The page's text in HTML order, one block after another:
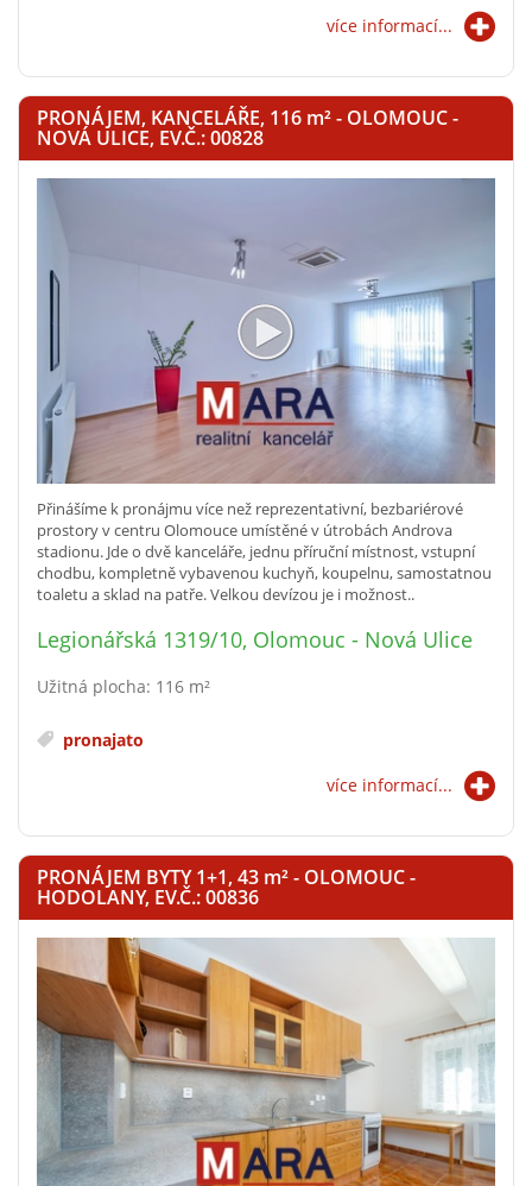
více informací...
PRONÁJEM, KANCELÁŘE, 116 m²- OLOMOUC -
NOVÁ ULICE, EV.Č.: 00828
Přinášíme k pronájmu více než reprezentativní, bezbariérové
prostory v centru Olomouce umístěné v útrobách Androva
stadionu. Jde o dvě kanceláře, jednu příruční místnost, vstupní
chodbu, kompletně vybavenou kuchyň, koupelnu, samostatnou
toaletu a sklad na patře. Velkou devízou je i možnost..
Legionářská 1319/10, Olomouc - Nová Ulice
Užitná plocha: 116 m²
pronajato
více informací...
PRONÁJEM BYTY 1+1, 43 m²- OLOMOUC -
HODOLANY, EV.Č.: 00836